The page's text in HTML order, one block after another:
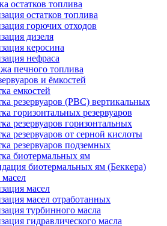
остатков топлива
остатков топлива
горючих отходов
дизеля
керосина
нефраса
печного топлива
и ёмкостей
емкостей
резервуаров (РВС) вертикальных
горизонтальных резервуаров
резервуаров горизонтальных
резервуаров от серной кислоты
резервуаров подземных
биотермальных ям
биотермальных ям (Беккера)
масел
масел отработанных
турбинного масла
гидравлического масла